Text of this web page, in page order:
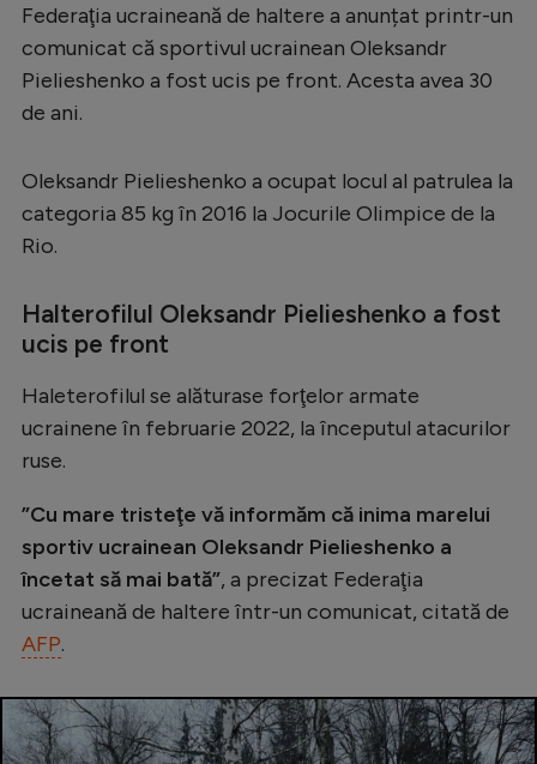
Premier League
LaLiga
Ligue 1
EURO 2024
Stranieri
Clasamente
Tenis
Handbal
Gimnastică
Federaţia ucraineană de haltere a anunțat printr-un
comunicat că sportivul ucrainean Oleksandr
Pielieshenko a fost ucis pe front. Acesta avea 30
de ani.
Oleksandr Pielieshenko a ocupat locul al patrulea la
categoria 85 kg în 2016 la Jocurile Olimpice de la
Rio.
Halterofilul Oleksandr Pielieshenko a fost
ucis pe front
Haleterofilul se alăturase forţelor armate
ucrainene în februarie 2022, la începutul atacurilor
ruse.
”Cu mare tristeţe vă informăm că inima marelui
sportiv ucrainean Oleksandr Pielieshenko a
încetat să mai bată”, a precizat Federaţia
ucraineană de haltere într-un comunicat, citată de
AFP.